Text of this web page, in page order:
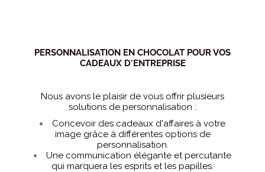
PERSONNALISATION EN CHOCOLAT POUR VOS
CADEAUX D'ENTREPRISE
Nous avons le plaisir de vous offrir plusieurs
solutions de personnalisation :
Concevoir des cadeaux d'affaires à votre
image grâce à différentes options de
personnalisation.
Une communication élégante et percutante
qui marquera les esprits et les papilles.